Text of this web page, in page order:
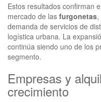
Estos resultados confirman
mercado de las furgonetas,
demanda de servicios de
logística urbana. La
continúa siendo uno de los
segmento.
Empresas y
crecimiento